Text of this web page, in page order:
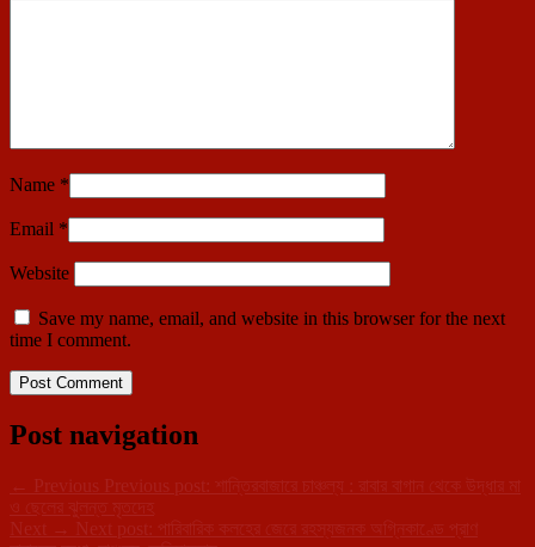
Name *
Email *
Website
Save my name, email, and website in this browser for the next
time I comment.
Post navigation
← Previous Previous post:
শান্তিরবাজারে চাঞ্চল্য : রাবার বাগান থেকে উদ্ধার মা
ও ছেলের ঝুলন্ত মৃতদেহ
Next → Next post:
পারিবারিক কলহের জেরে রহস্যজনক অগ্নিকাণ্ডে প্রাণ